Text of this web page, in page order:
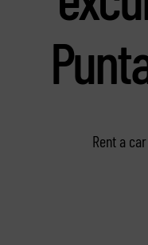
Rent a